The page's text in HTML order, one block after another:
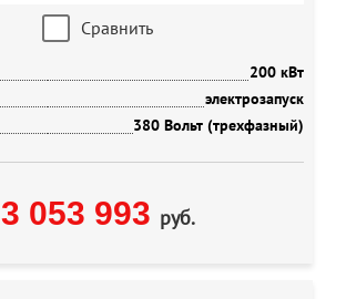
Сравнить
200 кВт
электрозапуск
380 Вольт (трехфазный)
3 053 993 руб.